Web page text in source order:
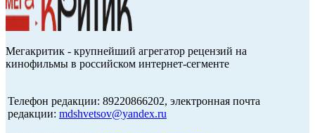
Мегакритик - крупнейший агрегатор рецензий на
кинофильмы в российском интернет-сегменте
Телефон редакции: 89220866202, электронная почта
редакции: mdshvetsov@yandex.ru